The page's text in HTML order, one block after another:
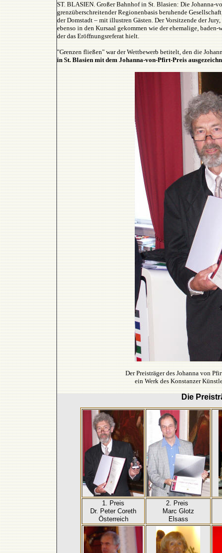
ST. BLASIEN.Großer Bahnhof in St. Blasien: Die Johanna-
grenzüberschreitender Regionenbasis beruhende
der Domstadt – mit illustren Gästen. Der Vorsitzende der
ebenso in den Kursaal gekommen wie der ehemalige,
der das Eröffnungsreferat hielt.
"Grenzen fließen" war der Wettbewerb betitelt, den die
in St. Blasien mit dem Johanna-von-Pfirt-Preis
Der Preisträger des Johanna von
ein Werk des Konstanzer
Die
1. Preis
Dr. Peter Coreth
Österreich
2. Preis
Marc Glotz
Elsass